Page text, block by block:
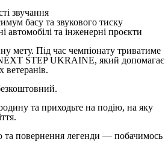
звучання
басу та звукового тиску
та інженерні проєкти
мету. Під час чемпіонату триватиме
STEP UKRAINE, який допомагає
ветеранів.
та приходьте на подію, на яку
та повернення легенди — побачимось